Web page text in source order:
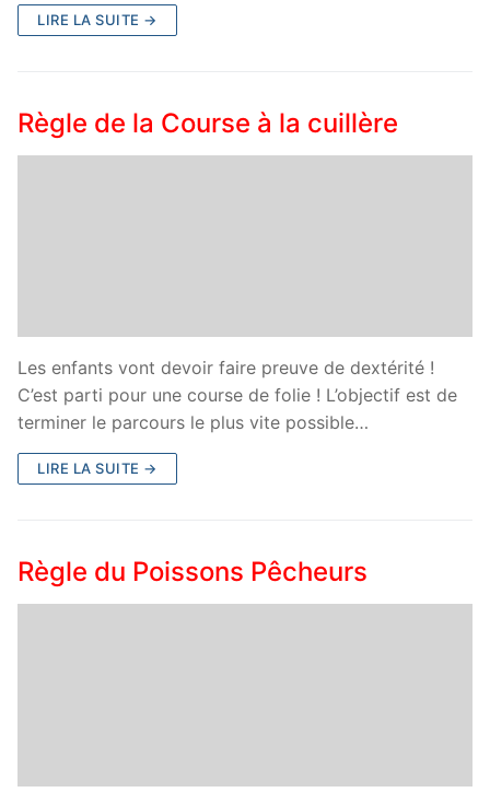
LIRE LA SUITE →
Règle de la Course à la cuillère
Les enfants vont devoir faire preuve de dextérité !
C’est parti pour une course de folie ! L’objectif est de
terminer le parcours le plus vite possible…
LIRE LA SUITE →
Règle du Poissons Pêcheurs